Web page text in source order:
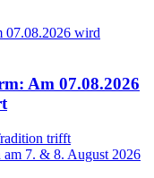
Am 07.08.2026